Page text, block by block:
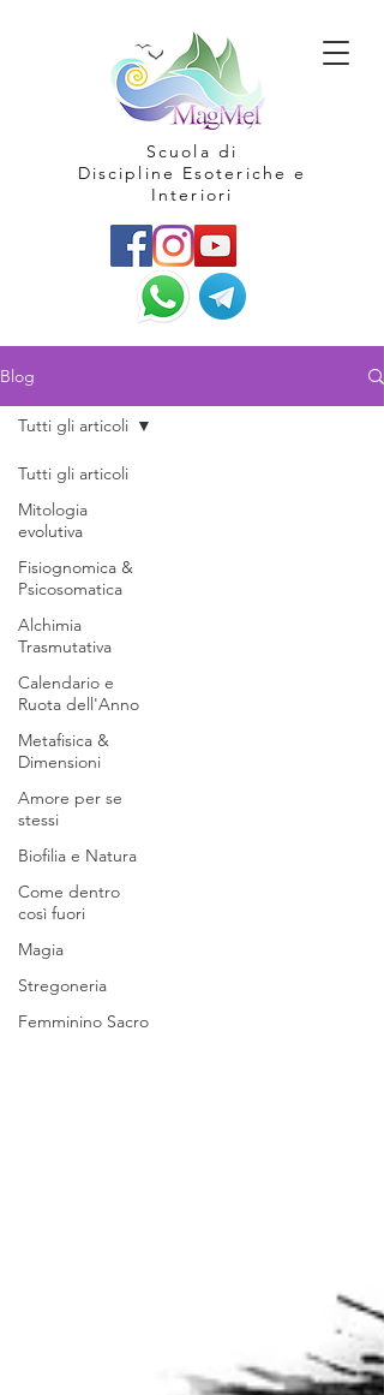
Scuola di
Discipline Esoteriche e
Interiori
Blog
Tutti gli articoli
Mitologia
evolutiva
Fisiognomica &
Psicosomatica
Alchimia
Trasmutativa
Calendario e
Ruota dell'Anno
Metafisica &
Dimensioni
Amore per se
stessi
Biofilia e Natura
Come dentro
così fuori
Magia
Stregoneria
Femminino Sacro
Tutti gli articoli